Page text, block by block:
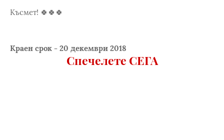
Късмет! 🍀🍀🍀
Краен срок - 20 декември 2018
Спечелете СЕГА